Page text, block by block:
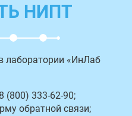
НИПТ
лаборатории «ИнЛаб
(800) 333-62-90;
обратной связи;